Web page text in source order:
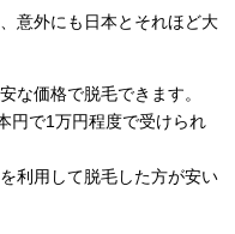
意外にも日本とそれほど大
な価格で脱毛できます。
円で1万円程度で受けられ
利用して脱毛した方が安い